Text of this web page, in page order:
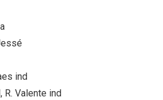
ind
R. Valente ind